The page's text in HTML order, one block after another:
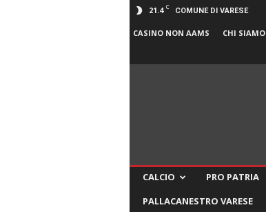
21.4 C COMUNE DI VARESE
CASINO NON AAMS CHI SIAMO
CALCIO PRO PATRIA
PALLACANESTRO VARESE